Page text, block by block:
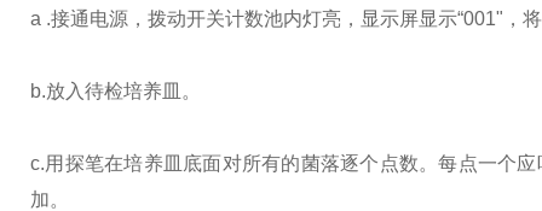
a .接通电源，拨动开关计数池内灯亮，显示屏显示“001"，
b.放入待检培养皿。
c.用探笔在培养皿底面对所有的菌落逐个点数。每点一个
加。